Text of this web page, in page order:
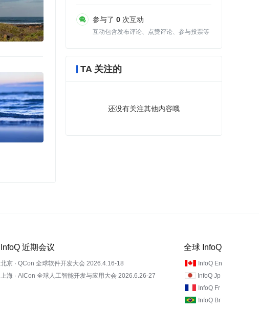
参与了 0 次互动
互动包含发布评论、点赞评论、参与投票等
TA 关注的
还没有关注其他内容哦
InfoQ 近期会议
北京 · QCon 全球软件开发大会 2026.4.16-18
上海 · AICon 全球人工智能开发与应用大会 2026.6.26-27
全球 InfoQ
InfoQ En
InfoQ Jp
InfoQ Fr
InfoQ Br